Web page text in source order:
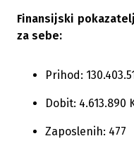
Finansijski
za sebe:
Prihod:
Dobit: 4.613.890
Zaposlenih: 477